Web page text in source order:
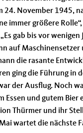
24. November 1945,
immer größere
gab bis vor
auf
die rasante
ging die Führung in
der Ausflug. Noch
Essen und gutem
Thürmer und ihr
wartet die nächste